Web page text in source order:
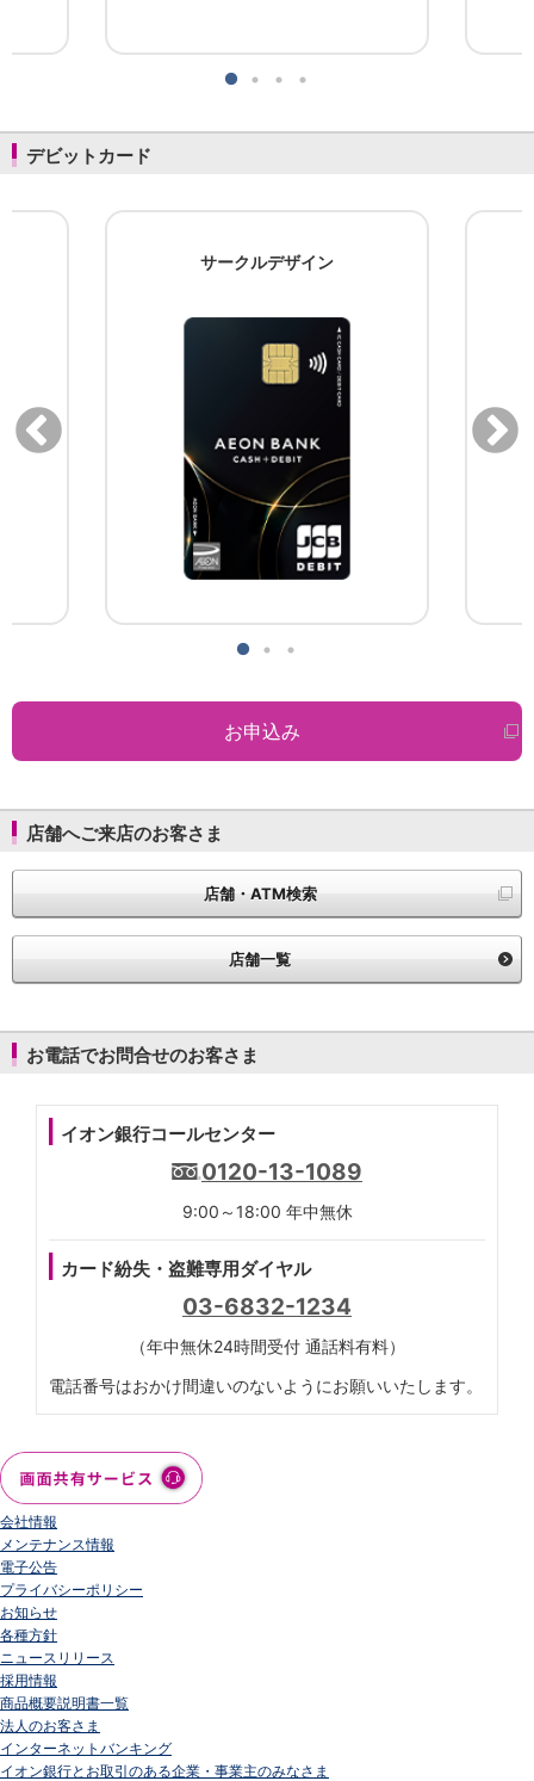
デビットカード
サークルデザイン
お申込み
店舗へご来店のお客さま
店舗・ATM検索
店舗一覧
お電話でお問合せのお客さま
イオン銀行コールセンター
0120-13-1089
9:00～18:00 年中無休
カード紛失・盗難専用ダイヤル
03-6832-1234
（年中無休24時間受付 通話料有料）
電話番号はおかけ間違いのないようにお願いいたします。
会社情報
メンテナンス情報
電子公告
プライバシーポリシー
お知らせ
各種方針
ニュースリリース
採用情報
商品概要説明書一覧
法人のお客さま
インターネットバンキング
イオン銀行とお取引のある企業・事業主のみなさま